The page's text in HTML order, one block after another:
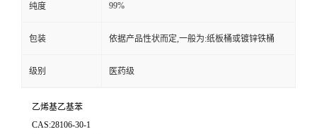
纯度 99%
包装 依据产品性状而定,一般为:纸板桶或镀锌铁桶
级别 医药级
乙烯基乙基苯
CAS:28106-30-1